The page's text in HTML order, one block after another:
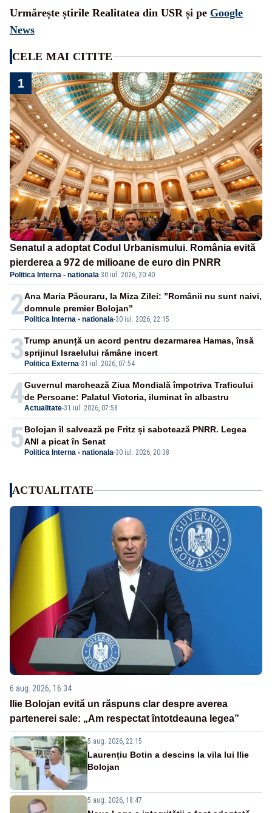
Urmărește știrile Realitatea din USR și pe Google
News
CELE MAI CITITE
1
Senatul a adoptat Codul Urbanismului. România evită
pierderea a 972 de milioane de euro din PNRR
Politica Interna - nationala·30 iul. 2026, 20:40
2 Politica Interna - nationala-30 iul. 2026, 22:15
Ana Maria Păcuraru, la Miza Zilei: ”Românii nu sunt naivi,
domnule premier Bolojan”
3 Politica Externa-31 iul. 2026, 07:54
Trump anunță un acord pentru dezarmarea Hamas, însă
sprijinul Israelului rămâne incert
4Actualitate-31 iul. 2026, 07:58
Guvernul marchează Ziua Mondială împotriva Traficului
de Persoane: Palatul Victoria, iluminat în albastru
5 Politica Interna - nationala-30 iul. 2026, 20:38
Bolojan îl salvează pe Fritz și sabotează PNRR. Legea
ANI a picat în Senat
ACTUALITATE
6 aug. 2026, 16:34
Ilie Bolojan evită un răspuns clar despre averea
partenerei sale: „Am respectat întotdeauna legea”
5 aug. 2026, 22:15
Laurențiu Botin a descins la vila lui Ilie
Bolojan
5 aug. 2026, 18:47